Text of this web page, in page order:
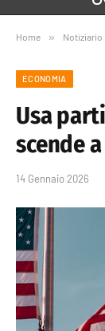
Home » Notiziario
ECONOMIA
Usa
scende
14 Gennaio 2026